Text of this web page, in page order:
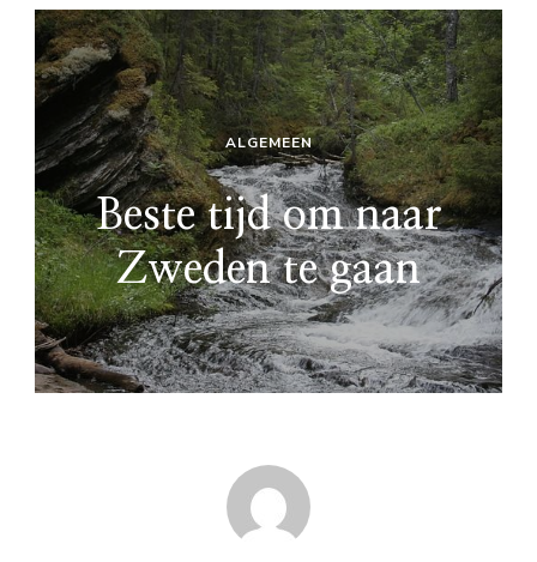
ALGEMEEN
Beste tijd om naar
Zweden te gaan